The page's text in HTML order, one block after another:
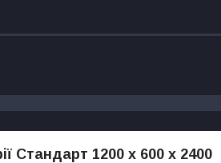
Стандарт 1200 х 600 х 2400